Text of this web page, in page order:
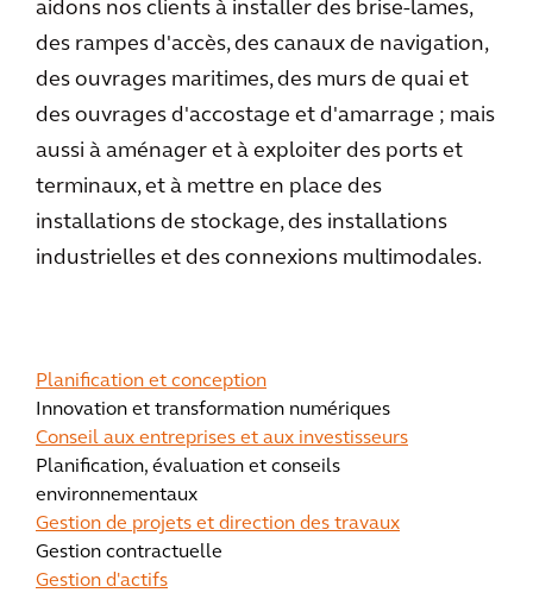
aidons nos clients à installer des brise-lames,
des rampes d'accès, des canaux de navigation,
des ouvrages maritimes, des murs de quai et
des ouvrages d'accostage et d'amarrage ; mais
aussi à aménager et à exploiter des ports et
terminaux, et à mettre en place des
installations de stockage, des installations
industrielles et des connexions multimodales.
Planification et conception
Innovation et transformation numériques
Conseil aux entreprises et aux investisseurs
Planification, évaluation et conseils
environnementaux
Gestion de projets et direction des travaux
Gestion contractuelle
Gestion d'actifs